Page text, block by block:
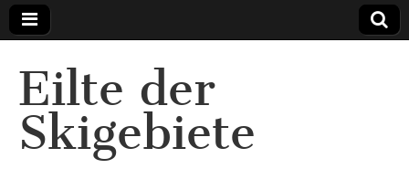
Eilte der
Skigebiete